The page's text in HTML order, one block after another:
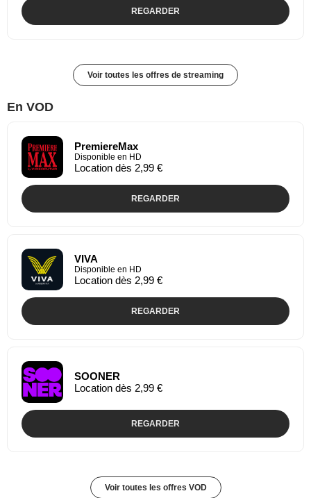
REGARDER
Voir toutes les offres de streaming
En VOD
PremiereMax
Disponible en HD
Location dès 2,99 €
REGARDER
VIVA
Disponible en HD
Location dès 2,99 €
REGARDER
SOONER
Location dès 2,99 €
REGARDER
Voir toutes les offres VOD